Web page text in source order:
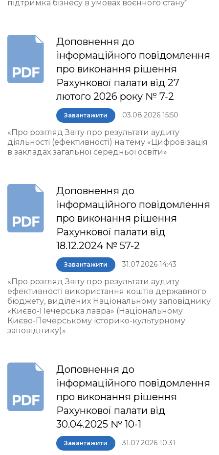
підтримка бізнесу в умовах воєнного стану”
Доповнення до
інформаційного повідомлення
про виконання рішення
Рахункової палати від 27
лютого 2026 року № 7-2
Завантажити 03.08.2026 15:50
«Про розгляд Звіту про результати аудиту
діяльності (ефективності) на тему «Цифровізація
в закладах загальної середньої освіти»
Доповнення до
інформаційного повідомлення
про виконання рішення
Рахункової палати від
18.12.2024 № 57-2
Завантажити 31.07.2026 14:43
«Про розгляд Звіту про результати аудиту
ефективності використання коштів державного
бюджету, виділених Національному заповіднику
«Києво-Печерська лавра» (Національному
Києво-Печерському історико-культурному
заповіднику)»
Доповнення до
інформаційного повідомлення
про виконання рішення
Рахункової палати від
30.04.2025 № 10-1
Завантажити 31.07.2026 10:31